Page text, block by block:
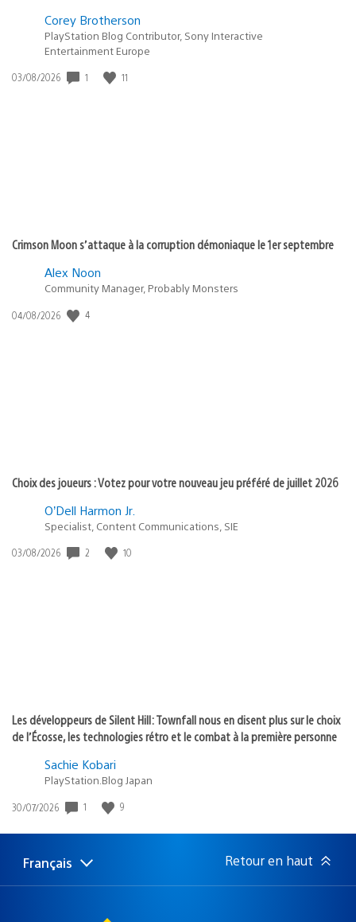
Corey Brotherson
PlayStation Blog Contributor, Sony Interactive
Entertainment Europe
Date
03/08/2026 1 11
Crimson Moon s’attaque à la corruption démoniaque le 1er septembre
Alex Noon
Community Manager, Probably Monsters
Date
04/08/2026 4
Choix des joueurs : Votez pour votre nouveau jeu préféré de juillet 2026
O’Dell Harmon Jr.
Specialist, Content Communications, SIE
Date
03/08/2026 2 10
Les développeurs de Silent Hill: Townfall nous en disent plus sur le choix
de l’Écosse, les technologies rétro et le combat à la première personne
Sachie Kobari
PlayStation.Blog Japan
Date
publication
30/07/2026 1 9
Choisir
Région
Français Retour en haut